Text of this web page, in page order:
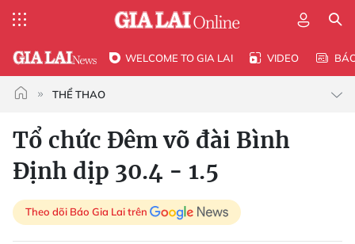
WELCOME TO GIA LAI VIDEO
THỂ THAO
Tổ chức Đêm võ đài Bình
Định dịp 30.4 - 1.5
Theo dõi Báo Gia Lai trên